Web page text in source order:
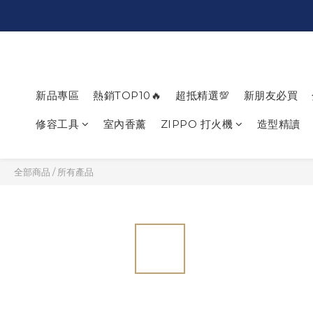
新品專區 熱銷TOP10🔥 超抵精選💯 新朋友必買
修容工具 室內香薰 ZIPPO 打火機 造型精讀
全部商品 /所有產品